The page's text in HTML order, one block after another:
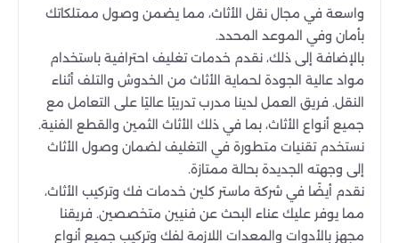
واسعة في مجال نقل الأثاث، مما يضمن وصول ممتلكاتك
بأمان وفي الموعد المحدد.
بالإضافة إلى ذلك، نقدم خدمات تغليف احترافية باستخدام
مواد عالية الجودة لحماية الأثاث من الخدوش والتلف أثناء
النقل. فريق العمل لدينا مدرب تدريبًا عاليًا على التعامل مع
جميع أنواع الأثاث، بما في ذلك الأثاث الثمين والقطع الفنية.
نستخدم تقنيات متطورة في التغليف لضمان وصول الأثاث
إلى وجهته الجديدة بحالة ممتازة.
نقدم أيضًا في شركة ماستر كلين خدمات فك وتركيب الأثاث،
مما يوفر عليك عناء البحث عن فنيين متخصصين. فريقنا
مجهز بالأدوات والمعدات اللازمة لفك وتركيب جميع أنواع